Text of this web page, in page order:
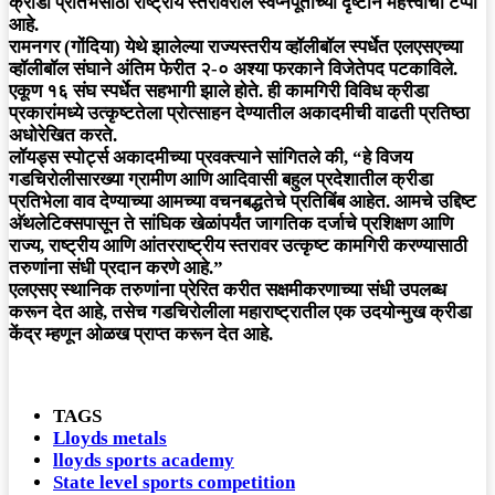
आहे.
रामनगर (गोंदिया) येथे झालेल्या राज्यस्तरीय व्हॉलीबॉल स्पर्धेत एलएसएच्या
व्हॉलीबॉल संघाने अंतिम फेरीत २-० अश्या फरकाने विजेतेपद पटकाविले.
एकूण १६ संघ स्पर्धेत सहभागी झाले होते. ही कामगिरी विविध क्रीडा
प्रकारांमध्ये उत्कृष्टतेला प्रोत्साहन देण्यातील अकादमीची वाढती प्रतिष्ठा
अधोरेखित करते.
लॉयड्स स्पोर्ट्स अकादमीच्या प्रवक्त्याने सांगितले की, “हे विजय
गडचिरोलीसारख्या ग्रामीण आणि आदिवासी बहुल प्रदेशातील क्रीडा
प्रतिभेला वाव देण्याच्या आमच्या वचनबद्धतेचे प्रतिबिंब आहेत. आमचे उद्दिष्ट
अ‍ॅथलेटिक्सपासून ते सांघिक खेळांपर्यंत जागतिक दर्जाचे प्रशिक्षण आणि
राज्य, राष्ट्रीय आणि आंतरराष्ट्रीय स्तरावर उत्कृष्ट कामगिरी करण्यासाठी
तरुणांना संधी प्रदान करणे आहे.”
एलएसए स्थानिक तरुणांना प्रेरित करीत सक्षमीकरणाच्या संधी उपलब्ध
करून देत आहे, तसेच गडचिरोलीला महाराष्ट्रातील एक उदयोन्मुख क्रीडा
केंद्र म्हणून ओळख प्राप्त करून देत आहे.
TAGS
Lloyds metals
lloyds sports academy
State level sports competition